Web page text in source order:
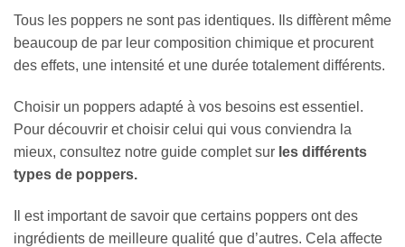
Tous les poppers ne sont pas identiques. Ils diffèrent même
beaucoup de par leur composition chimique et procurent
des effets, une intensité et une durée totalement différents.
Choisir un poppers adapté à vos besoins est essentiel.
Pour découvrir et choisir celui qui vous conviendra la
mieux, consultez notre guide complet sur les différents
types de poppers.
Il est important de savoir que certains poppers ont des
ingrédients de meilleure qualité que d’autres. Cela affecte